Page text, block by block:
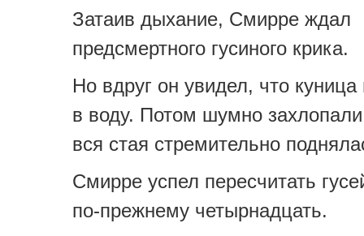
Затаив дыхание, Смирре ждал
предсмертного гусиного крика.
Но вдруг он увидел, что
в воду. Потом шумно
вся стая стремительно
Смирре успел пересчитать
по-прежнему четырнадцать.